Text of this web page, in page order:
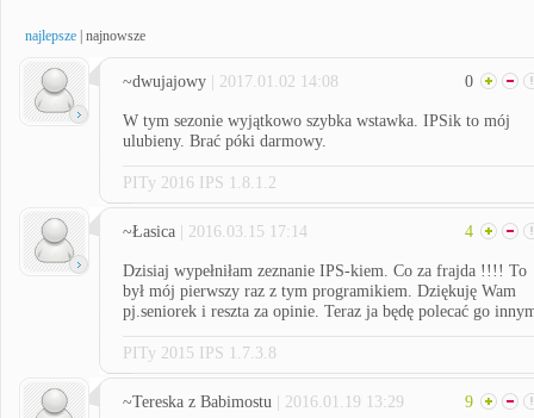
najlepsze najnowsze
~dwujajowy | 2017.01.02 14:08 0
W tym sezonie wyjątkowo szybka wstawka. IPSik to mój
ulubieny. Brać póki darmowy.
PITy 2016 IPS 1.8.1.2
~Łasica | 2016.03.15 17:14 4
Dzisiaj wypełniłam zeznanie IPS-kiem. Co za frajda !!!! To
był mój pierwszy raz z tym programikiem. Dziękuję Wam
pj.seniorek i reszta za opinie. Teraz ja będę polecać go
PITy 2015 IPS 1.7.3.8
~Tereska z Babimostu | 2016.01.19 13:29 9